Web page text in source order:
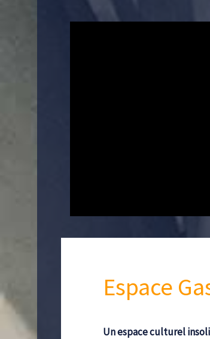
Espace
Un espace culturel